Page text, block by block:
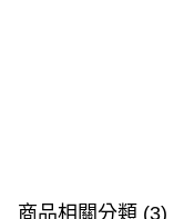
商品相關分類 (3)